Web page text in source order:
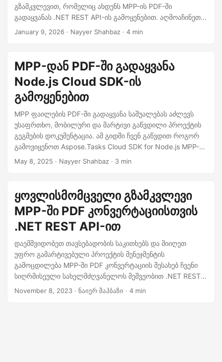
გზამკვლევით, რომელიც ახდენს MPP-ის PDF-ში
გადაყვანას .NET REST API-ის გამოყენებით. აღმოაჩინეთ
სანდო გზები Microsoft Project-ის ფაილების
January 9, 2026 · Nayyer Shahbaz · 4 min
MPP-დან PDF-ში გადაყვანა
Node.js Cloud SDK-ის
გამოყენებით
MPP ფაილების PDF-ში გადაყვანა საშუალებას აძლევს
უსაფრთხო, მობილური და მარტივი გაწვდილი პროექტის
გეგმების დოკუმენტაცია. ამ გიდში ჩვენ გაწვდით როგორ
გამოვიყენოთ Aspose.Tasks Cloud SDK for Node.js MPP-ის
PDF-ში სწრაფად და ეფექტურად ექსპორტისთვის.
May 8, 2025 · Nayyer Shahbaz · 3 min
ყოვლისმომცველი გზამკვლევი
MPP-ში PDF კონვერტაციისთვის
.NET REST API-ით
დაემშვიდობეთ თავსებადობის საკითხებს და მიიღეთ
უფრო გამარტივებული პროექტის მენეჯმენტის
გამოცდილება MPP-ში PDF კონვერტაციის შესახებ ჩვენი
სიღრმისეული სახელმძღვანელოს მეშვეობით .NET REST
API-ით. აღმოაჩინეთ, თუ როგორ მარტივად გარდაქმნათ
November 8, 2023 · ნაიერ შაჰბაზი · 4 min